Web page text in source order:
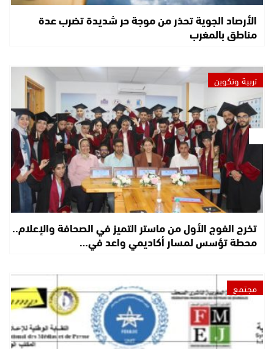
الأرصاد الجوية تحذر من موجة حر شديدة تضرب عدة
مناطق بالمغرب
تربية وتكوين
تخرج الفوج الأول من ماستر التميز في الصحافة والإعلام..
محطة تؤسس لمسار أكاديمي واعد في…
مجتمع